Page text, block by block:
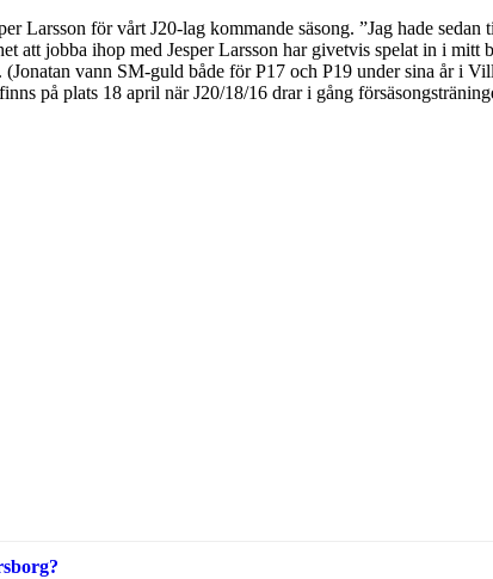
Larsson för vårt J20-lag kommande säsong. ”Jag hade
att jobba ihop med Jesper Larsson har givetvis spelat in i
vann SM-guld både för P17 och P19 under sina år i
på plats 18 april när J20/18/16 drar i gång